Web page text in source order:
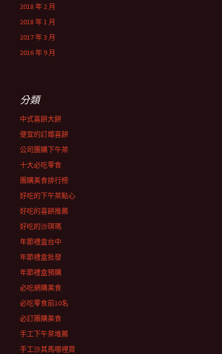
2018 年 2 月
2018 年 1 月
2017 年 3 月
2016 年 9 月
分類
中式喜餅大餅
便宜的訂婚喜餅
公司團購下午茶
十大必吃零食
團購美食排行榜
好吃的下午茶點心
好吃的喜餅推薦
好吃的沙琪瑪
年節禮盒台中
年節禮盒批發
年節禮盒預購
必吃網購美食
必吃零食前10名
必訂團購美食
手工下午茶堆薦
手工沙其馬哪裡買